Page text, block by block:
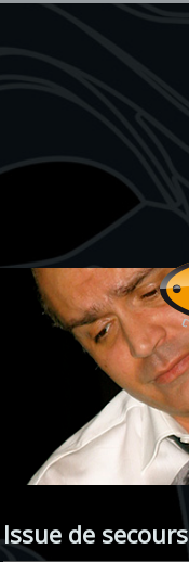
Issue de secours